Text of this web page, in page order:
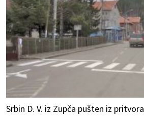
Srbin D. V. iz Zupča pušten iz pritvora